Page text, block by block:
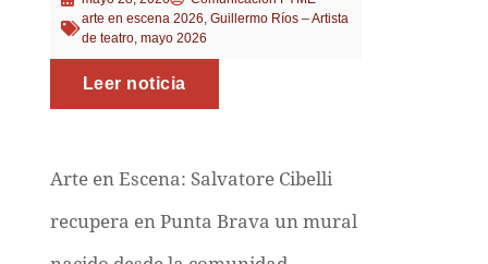
arte en escena 2026, Guillermo Ríos – Artista
de teatro, mayo 2026
Leer noticia
Arte en Escena: Salvatore Cibelli
recupera en Punta Brava un mural